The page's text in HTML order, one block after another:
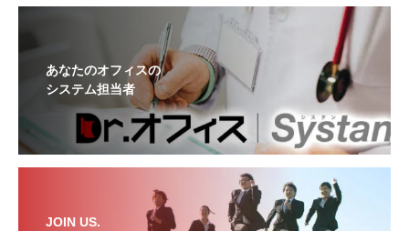
あなたのオフィスの
システム担当者
JOIN US.